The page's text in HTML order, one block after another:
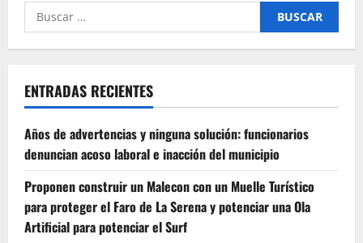
Buscar
por:
ENTRADAS RECIENTES
Años de advertencias y ninguna solución: funcionarios
denuncian acoso laboral e inacción del municipio
Proponen construir un Malecon con un Muelle Turístico
para proteger el Faro de La Serena y potenciar una Ola
Artificial para potenciar el Surf